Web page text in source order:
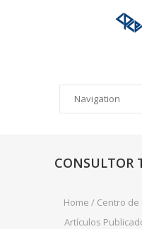
CONSULTOR
Home / Centro
Artículos